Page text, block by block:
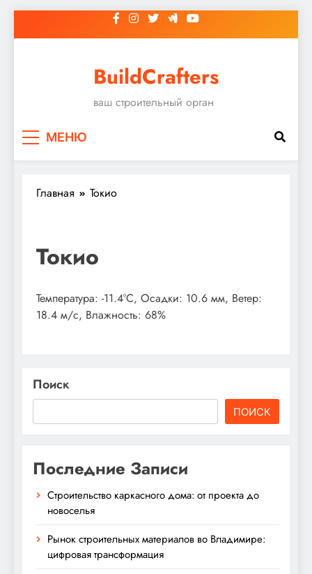
к
BuildCrafters
ваш строительный орган
МЕНЮ
Главная Токио
Токио
Температура: -11.4°C, Осадки: 10.6 мм, Ветер:
18.4 м/с, Влажность: 68%
Поиск
ПОИСК
Последние Записи
Строительство каркасного дома: от проекта до
новоселья
Рынок строительных материалов во Владимире:
цифровая трансформация